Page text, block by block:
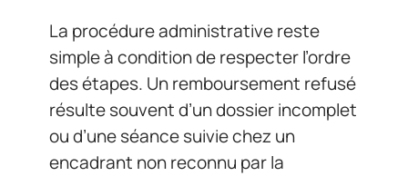
La procédure administrative reste
simple à condition de respecter l’ordre
des étapes. Un remboursement refusé
résulte souvent d’un dossier incomplet
ou d’une séance suivie chez un
encadrant non reconnu par la